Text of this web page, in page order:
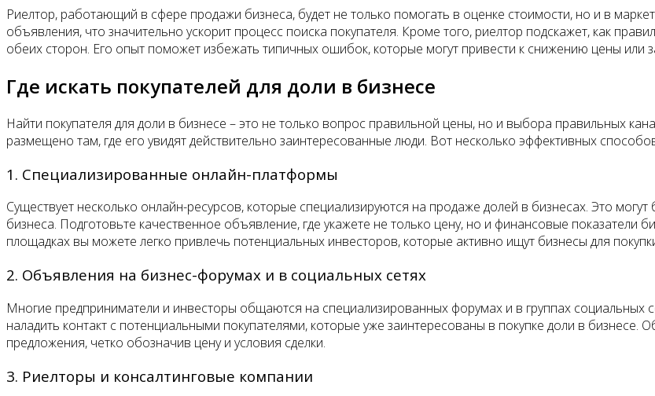
Риелтор, работающий в сфере продажи бизнеса, будет не только помогать в оценке стоимости, но и в
объявления, что значительно ускорит процесс поиска покупателя. Кроме того, риелтор подскажет, как
обеих сторон. Его опыт поможет избежать типичных ошибок, которые могут привести к снижению цены или
Где искать покупателей для доли в бизнесе
Найти покупателя для доли в бизнесе – это не только вопрос правильной цены, но и выбора правильных
размещено там, где его увидят действительно заинтересованные люди. Вот несколько эффективных
1. Специализированные онлайн-платформы
Существует несколько онлайн-ресурсов, которые специализируются на продаже долей в бизнесах. Это
бизнеса. Подготовьте качественное объявление, где укажете не только цену, но и финансовые показатели
площадках вы можете легко привлечь потенциальных инвесторов, которые активно ищут бизнесы для
2. Объявления на бизнес-форумах и в социальных сетях
Многие предприниматели и инвесторы общаются на специализированных форумах и в группах социальных
наладить контакт с потенциальными покупателями, которые уже заинтересованы в покупке доли в бизнесе.
предложения, четко обозначив цену и условия сделки.
3. Риелторы и консалтинговые компании